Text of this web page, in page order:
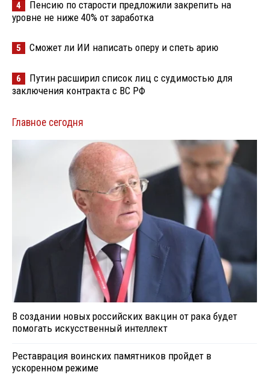
4
Пенсию по старости предложили закрепить на
уровне не ниже 40% от заработка
5 Сможет ли ИИ написать оперу и спеть арию
6
Путин расширил список лиц с судимостью для
заключения контракта с ВС РФ
Главное сегодня
В создании новых российских вакцин от рака будет
помогать искусственный интеллект
Реставрация воинских памятников пройдет в
ускоренном режиме